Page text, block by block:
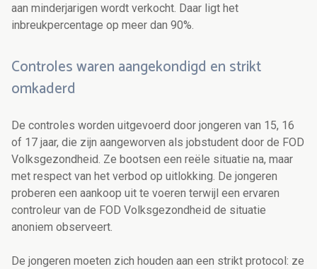
aan minderjarigen wordt verkocht. Daar ligt het
inbreukpercentage op meer dan 90%.
Controles waren aangekondigd en strikt
omkaderd
De controles worden uitgevoerd door jongeren van 15, 16
of 17 jaar, die zijn aangeworven als jobstudent door de FOD
Volksgezondheid. Ze bootsen een reële situatie na, maar
met respect van het verbod op uitlokking. De jongeren
proberen een aankoop uit te voeren terwijl een ervaren
controleur van de FOD Volksgezondheid de situatie
anoniem observeert.
De jongeren moeten zich houden aan een strikt protocol: ze